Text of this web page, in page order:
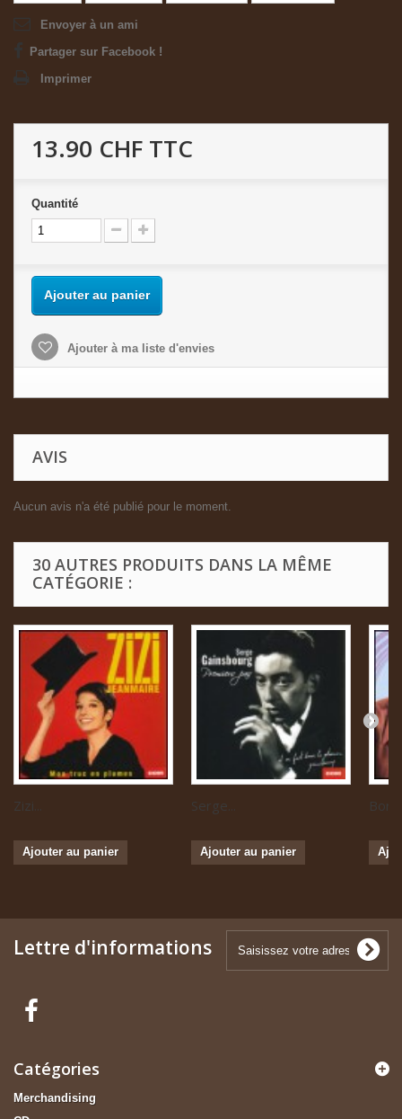
Envoyer à un ami
Partager sur Facebook !
Imprimer
13.90 CHF TTC
Quantité
Ajouter au panier
Ajouter à ma liste d'envies
AVIS
Aucun avis n'a été publié pour le moment.
30 AUTRES PRODUITS DANS LA MÊME
CATÉGORIE :
Zizi...
Ajouter au panier
Serge...
Ajouter au panier
Lettre d'informations
Catégories
Merchandising